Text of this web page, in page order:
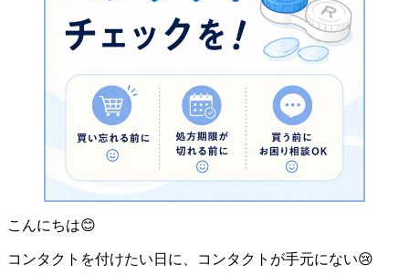
こんにちは😊
コンタクトを付けたい日に、コンタクトが手元にない😢